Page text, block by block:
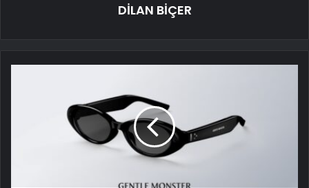
DİLAN BİÇER